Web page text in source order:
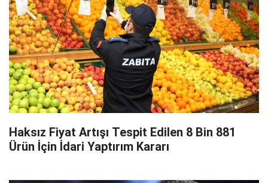
Haksız Fiyat Artışı Tespit Edilen 8 Bin 881
Ürün İçin İdari Yaptırım Kararı